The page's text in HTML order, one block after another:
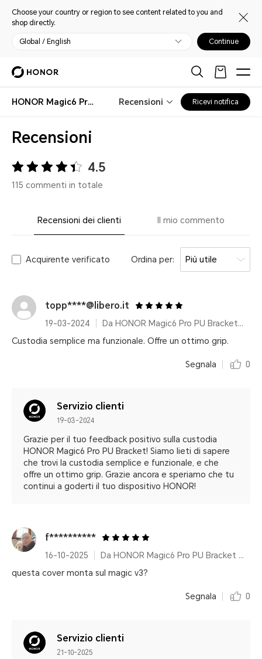
Choose your country or region to see content related to you and
shop directly.
Global / English Continue
HONOR Magic6 Pro Case Recensioni Ricevi notifica
Recensioni
4.5
115 commenti in totale
Recensioni dei clienti Il mio commento
Acquirente verificato Ordina per: Più utile
topp****@libero.it
19-03-2024
Da HONOR Magic6 Pro PU Bracket Case Green
Custodia semplice ma funzionale. Offre un ottimo grip.
Segnala 0
Servizio clienti
19-03-2024
Grazie per il tuo feedback positivo sulla custodia
HONOR Magic6 Pro PU Bracket! Siamo lieti di sapere
che trovi la custodia semplice e funzionale, e che
offre un ottimo grip. Grazie ancora e speriamo che tu
continui a goderti il tuo dispositivo HONOR!
f**********
16-10-2025
Da HONOR Magic6 Pro PU Bracket Case
questa cover monta sul magic v3?
Segnala 0
Servizio clienti
21-10-2025